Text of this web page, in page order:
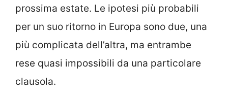
prossima estate. Le ipotesi più probabili
per un suo ritorno in Europa sono due, una
più complicata dell’altra, ma entrambe
rese quasi impossibili da una particolare
clausola.